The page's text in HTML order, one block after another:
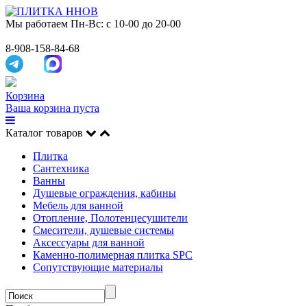
Мы работаем Пн-Вс: с 10-00 до 20-00
8-908-158-84-68
Корзина
Ваша корзина пуста
Каталог товаров
Плитка
Сантехника
Ванны
Душевые ограждения, кабины
Мебель для ванной
Отопление, Полотенцесушители
Смесители, душевые системы
Аксессуары для ванной
Каменно-полимерная плитка SPC
Сопутствующие материалы